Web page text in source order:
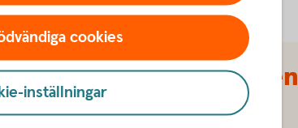
Architect reviewing a building blueprint
Så förbereder du en
bolagsförsäljning
cookies
inställningar